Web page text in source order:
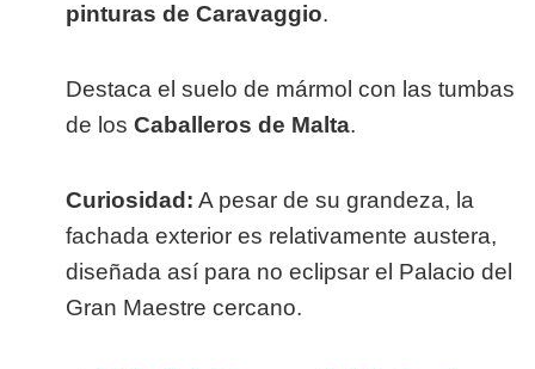
pinturas de Caravaggio.
Destaca el suelo de mármol con las tumbas
de los Caballeros de Malta.
Curiosidad: A pesar de su grandeza, la
fachada exterior es relativamente austera,
diseñada así para no eclipsar el Palacio del
Gran Maestre cercano.